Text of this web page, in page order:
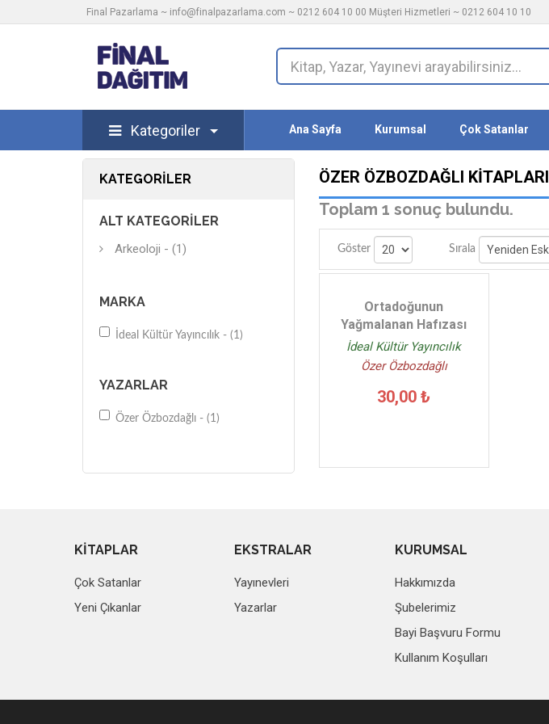
Final Pazarlama ~ info@finalpazarlama.com ~ 0212 604 10 00 Müşteri Hizmetleri ~ 0212 604 10 10
Kategoriler Ana Sayfa Kurumsal Çok Satanlar
KATEGORILER
ALT KATEGORILER
Arkeoloji - (1)
MARKA
İdeal Kültür Yayıncılık - (1)
YAZARLAR
Özer Özbozdağlı - (1)
ÖZER ÖZBOZDAĞLI KITAPLARI
Toplam 1 sonuç bulundu.
Göster Sırala
Ortadoğunun
Yağmalanan Hafızası
İdeal Kültür Yayıncılık
Özer Özbozdağlı
30,00 ₺
KİTAPLAR
Çok Satanlar
Yeni Çıkanlar
EKSTRALAR
Yayınevleri
Yazarlar
KURUMSAL
Hakkımızda
Şubelerimiz
Bayi Başvuru Formu
Kullanım Koşulları